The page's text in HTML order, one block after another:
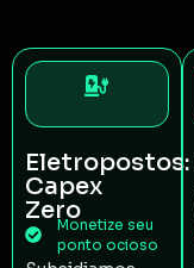
Eletropostos:
Capex
ZeroMonetize seu
ponto ocioso